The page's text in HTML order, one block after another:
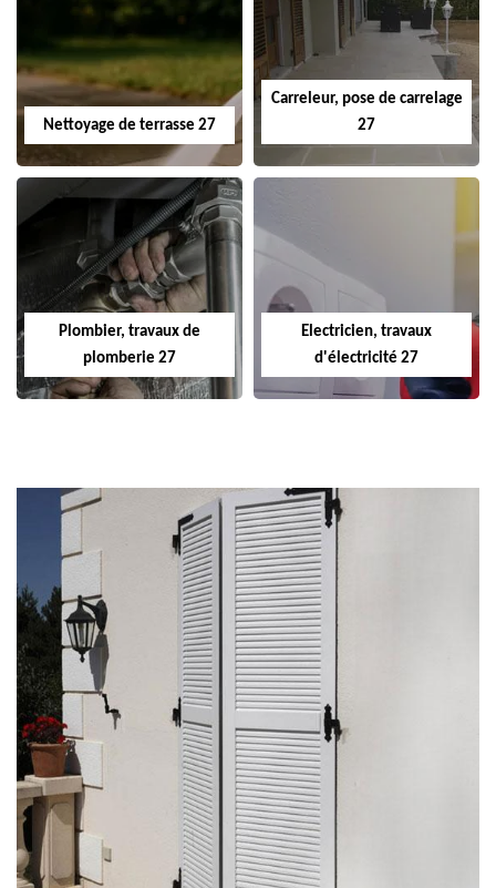
Nettoyage de terrasse 27
Carreleur, pose de carrelage
27
Plombier, travaux de
plomberie 27
Electricien, travaux
d'électricité 27